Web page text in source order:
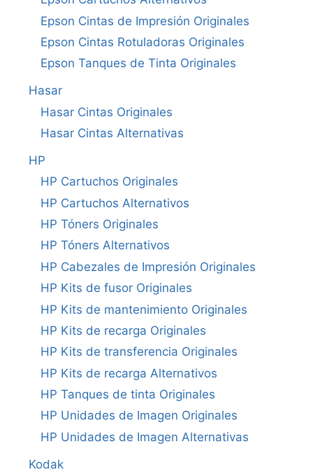
Epson Cintas de Impresión Originales
Epson Cintas Rotuladoras Originales
Epson Tanques de Tinta Originales
Hasar
Hasar Cintas Originales
Hasar Cintas Alternativas
HP
HP Cartuchos Originales
HP Cartuchos Alternativos
HP Tóners Originales
HP Tóners Alternativos
HP Cabezales de Impresión Originales
HP Kits de fusor Originales
HP Kits de mantenimiento Originales
HP Kits de recarga Originales
HP Kits de transferencia Originales
HP Kits de recarga Alternativos
HP Tanques de tinta Originales
HP Unidades de Imagen Originales
HP Unidades de Imagen Alternativas
Kodak